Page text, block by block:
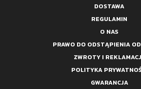
DOSTAWA
REGULAMIN
O NAS
PRAWO DO ODSTĄPIENIA
ZWROTY I
POLITYKA
GWARANCJA